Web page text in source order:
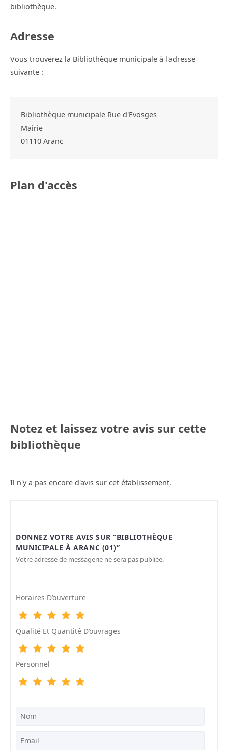
bibliothèque.
Adresse
Vous trouverez la Bibliothèque municipale à l'adresse
suivante :
Bibliothèque municipale Rue d'Evosges
Mairie
01110 Aranc
Plan d'accès
Notez et laissez votre avis sur cette
bibliothèque
Il n'y a pas encore d'avis sur cet établissement.
DONNEZ VOTRE AVIS SUR “BIBLIOTHÈQUE
MUNICIPALE À ARANC (01)”
Votre adresse de messagerie ne sera pas publiée.
Horaires D’ouverture
Qualité Et Quantité D’ouvrages
Personnel